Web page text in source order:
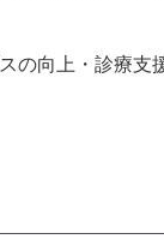
向上・診療支